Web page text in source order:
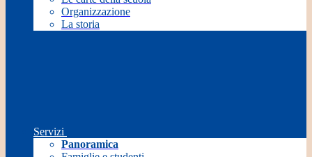
Organizzazione
La storia
Servizi
Panoramica